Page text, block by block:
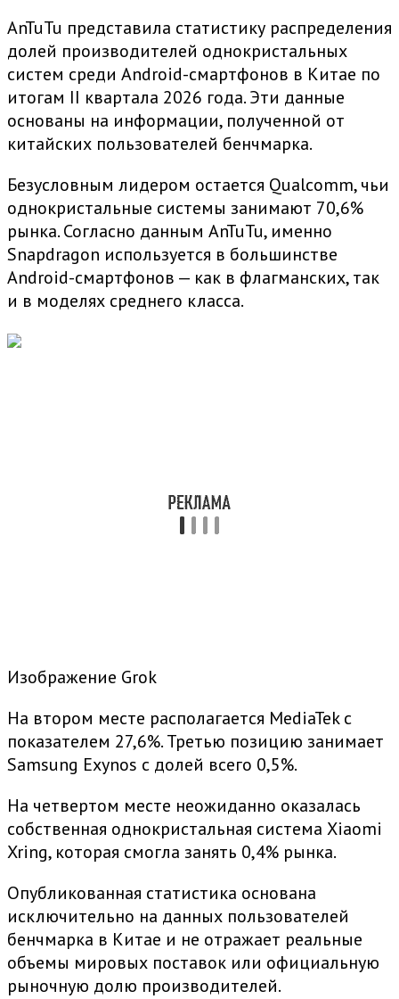
AnTuTu представила статистику распределения
долей производителей однокристальных
систем среди Android-смартфонов в Китае по
итогам II квартала 2026 года. Эти данные
основаны на информации, полученной от
китайских пользователей бенчмарка.
Безусловным лидером остается Qualcomm, чьи
однокристальные системы занимают 70,6%
рынка. Согласно данным AnTuTu, именно
Snapdragon используется в большинстве
Android-смартфонов — как в флагманских, так
и в моделях среднего класса.
Изображение Grok
На втором месте располагается MediaTek с
показателем 27,6%. Третью позицию занимает
Samsung Exynos с долей всего 0,5%.
На четвертом месте неожиданно оказалась
собственная однокристальная система Xiaomi
Xring, которая смогла занять 0,4% рынка.
Опубликованная статистика основана
исключительно на данных пользователей
бенчмарка в Китае и не отражает реальные
объемы мировых поставок или официальную
рыночную долю производителей.